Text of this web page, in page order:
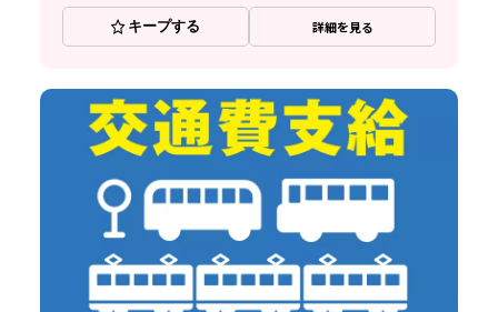
キープする 詳細を見る